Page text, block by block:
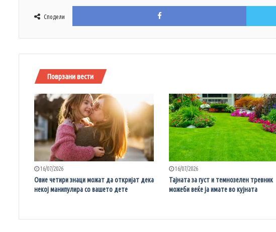
Сподели
Facebook
Поврзани вести
16/07/2026
Овие четири знаци можат да откријат дека
некој манипулира со вашето дете
16/07/2026
Тајната за густ и темнозелен тревник
можеби веќе ја имате во кујната